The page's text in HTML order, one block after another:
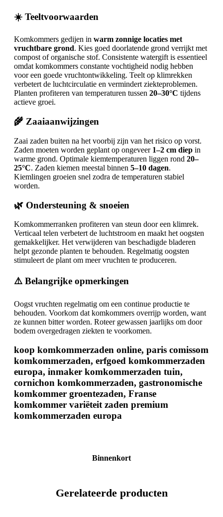
☀️ Teeltvoorwaarden
Komkommers gedijen in warm zonnige locaties met
vruchtbare grond. Kies goed doorlatende grond verrijkt met
compost of organische stof. Consistente watergift is essentieel
omdat komkommers constante vochtigheid nodig hebben
voor een goede vruchtontwikkeling. Teelt op klimrekken
verbetert de luchtcirculatie en vermindert ziekteproblemen.
Planten profiteren van temperaturen tussen 20–30°C tijdens
actieve groei.
🌾 Zaaiaanwijzingen
Zaai zaden buiten na het voorbij zijn van het risico op vorst.
Zaden moeten worden geplant op ongeveer 1–2 cm diep in
warme grond. Optimale kiemtemperaturen liggen rond 20–
25°C. Zaden kiemen meestal binnen 5–10 dagen.
Kiemlingen groeien snel zodra de temperaturen stabiel
worden.
🌿 Ondersteuning & snoeien
Komkommerranken profiteren van steun door een klimrek.
Verticaal telen verbetert de luchtstroom en maakt het oogsten
gemakkelijker. Het verwijderen van beschadigde bladeren
helpt gezonde planten te behouden. Regelmatig oogsten
stimuleert de plant om meer vruchten te produceren.
⚠️ Belangrijke opmerkingen
Oogst vruchten regelmatig om een continue productie te
behouden. Voorkom dat komkommers overrijp worden, want
ze kunnen bitter worden. Roteer gewassen jaarlijks om door
bodem overgedragen ziekten te voorkomen.
koop komkommerzaden online, paris comissom
komkommerzaden, erfgoed komkommerzaden
europa, inmaker komkommerzaden tuin,
cornichon komkommerzaden, gastronomische
komkommer groentezaden, Franse
komkommer variëteit zaden premium
komkommerzaden europa
Binnenkort
Gerelateerde producten